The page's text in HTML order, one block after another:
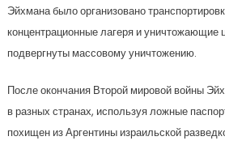
Эйхмана было организовано
концентрационные лагеря и уничтожающие
подвергнуты массовому уничтожению.
После окончания Второй мировой войны
в разных странах, используя ложные
похищен из Аргентины израильской